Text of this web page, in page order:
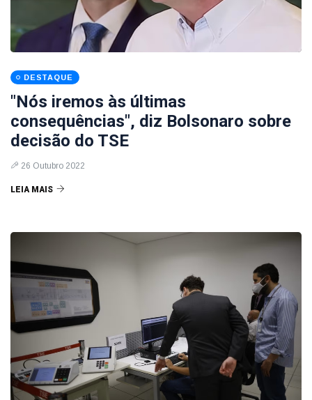
DESTAQUE
"Nós iremos às últimas
consequências", diz Bolsonaro sobre
decisão do TSE
26 Outubro 2022
LEIA MAIS